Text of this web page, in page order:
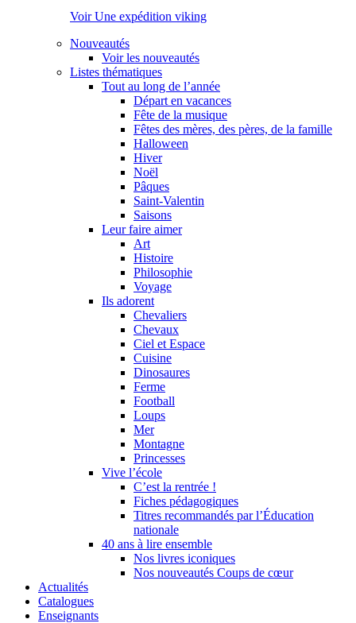
Voir Une expédition viking
Nouveautés
Voir les nouveautés
Listes thématiques
Tout au long de l’année
Départ en vacances
Fête de la musique
Fêtes des mères, des pères, de la famille
Halloween
Hiver
Noël
Pâques
Saint-Valentin
Saisons
Leur faire aimer
Art
Histoire
Philosophie
Voyage
Ils adorent
Chevaliers
Chevaux
Ciel et Espace
Cuisine
Dinosaures
Ferme
Football
Loups
Mer
Montagne
Princesses
Vive l’école
C’est la rentrée !
Fiches pédagogiques
Titres recommandés par l’Éducation
nationale
40 ans à lire ensemble
Nos livres iconiques
Nos nouveautés Coups de cœur
Actualités
Catalogues
Enseignants